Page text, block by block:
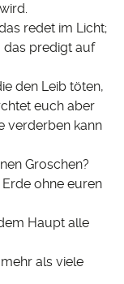
redet im Licht;
das predigt auf
den Leib töten,
euch aber
verderben kann
Groschen?
ohne euren
Haupt alle
als viele